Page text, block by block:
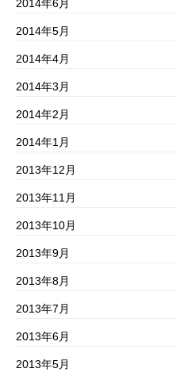
2014年6月
2014年5月
2014年4月
2014年3月
2014年2月
2014年1月
2013年12月
2013年11月
2013年10月
2013年9月
2013年8月
2013年7月
2013年6月
2013年5月